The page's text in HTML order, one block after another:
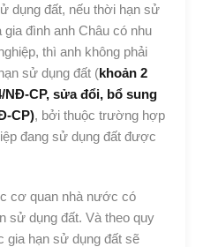
dụng đất, nếu thời hạn sử
gia đình anh Châu có nhu
thì anh không phải
sử dụng đất (khoản 2
NĐ-CP, sửa đổi, bổ sung
CP), bởi thuộc trường hợp
đang sử dụng đất được
cơ quan nhà nước có
sử dụng đất. Và theo quy
gia hạn sử dụng đất sẽ